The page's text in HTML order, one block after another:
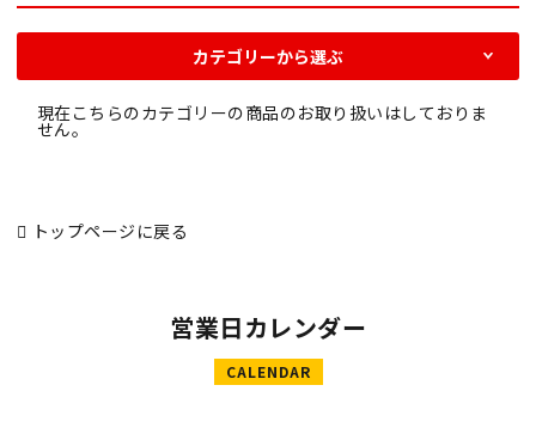
カテゴリーから選ぶ
現在こちらのカテゴリーの商品のお取り扱いはしておりま
せん。
トップページに戻る
営業日カレンダー
CALENDAR